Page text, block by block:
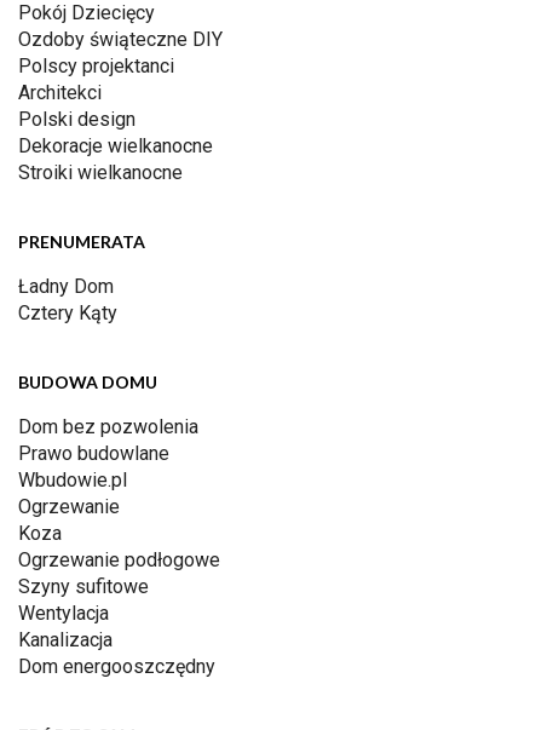
Pokój Dziecięcy
Ozdoby świąteczne DIY
Polscy projektanci
Architekci
Polski design
Dekoracje wielkanocne
Stroiki wielkanocne
PRENUMERATA
Ładny Dom
Cztery Kąty
BUDOWA DOMU
Dom bez pozwolenia
Prawo budowlane
Wbudowie.pl
Ogrzewanie
Koza
Ogrzewanie podłogowe
Szyny sufitowe
Wentylacja
Kanalizacja
Dom energooszczędny